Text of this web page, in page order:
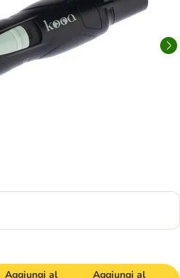
Aggiungi al
Aggiungi al